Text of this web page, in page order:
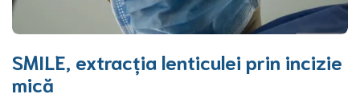
SMILE, extracția lenticulei prin incizie
mică